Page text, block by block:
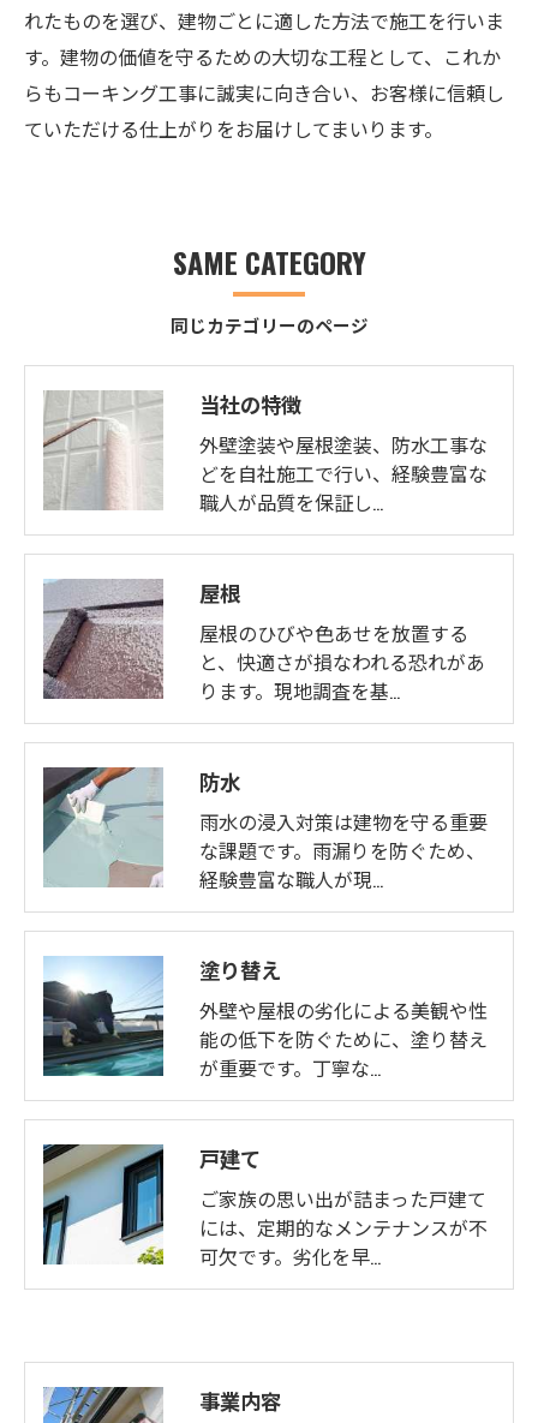
れたものを選び、建物ごとに適した方法で施工を行いま
す。建物の価値を守るための大切な工程として、これか
らもコーキング工事に誠実に向き合い、お客様に信頼し
ていただける仕上がりをお届けしてまいります。
同じカテゴリーのページ
SAME CATEGORY
当社の特徴
外壁塗装や屋根塗装、防水工事な
どを自社施工で行い、経験豊富な
職人が品質を保証し…
屋根
屋根のひびや色あせを放置する
と、快適さが損なわれる恐れがあ
ります。現地調査を基…
防水
雨水の浸入対策は建物を守る重要
な課題です。雨漏りを防ぐため、
経験豊富な職人が現…
塗り替え
外壁や屋根の劣化による美観や性
能の低下を防ぐために、塗り替え
が重要です。丁寧な…
戸建て
ご家族の思い出が詰まった戸建て
には、定期的なメンテナンスが不
可欠です。劣化を早…
事業内容